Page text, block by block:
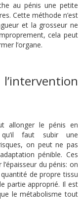
au pénis une petite
Cette méthode n’est
et la grosseur ne
cela peut
l’organe.
allonger le pénis en
faut subir une
on peut ne pas
pénible. Ces
du pénis: on
de propre tissu
partie approprié. Il est
le métabolisme tout